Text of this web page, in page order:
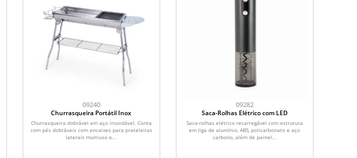
09240
Churrasqueira Portátil Inox
Churrasqueira dobrável em aço inoxidável. Conta
com pés dobráveis com encaixes para prateleiras
laterais multiuso e...
09282
Saca-Rolhas Elétrico com LED
Saca-rolhas elétrico recarregável com estrutura
em liga de alumínio, ABS, policarbonato e aço
carbono, além de painel...